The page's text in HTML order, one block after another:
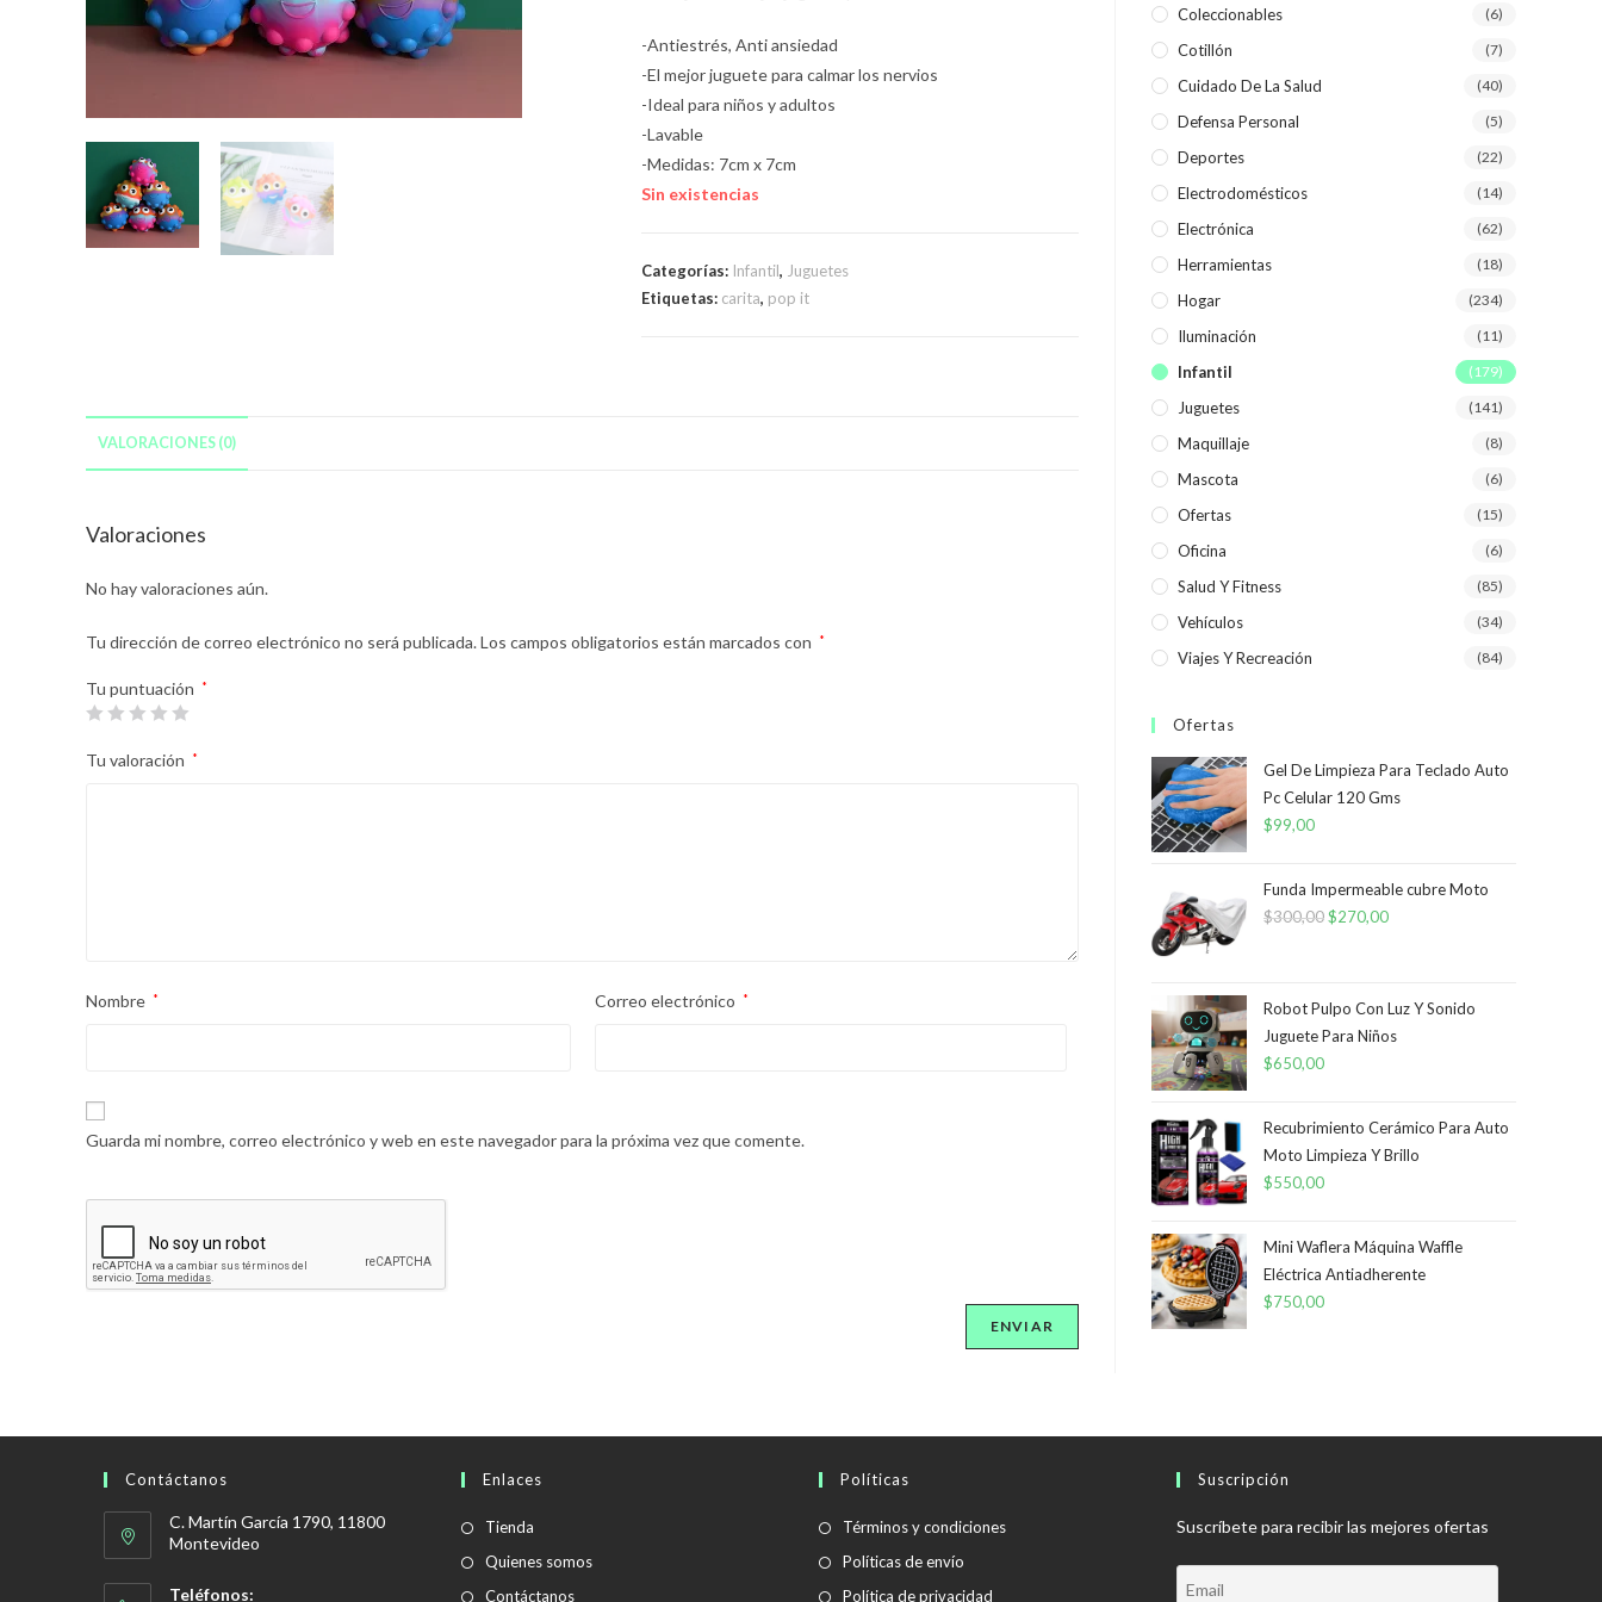
-Antiestrés, Anti ansiedad
-El mejor juguete para calmar los nervios
-Ideal para niños y adultos
-Lavable
-Medidas: 7cm x 7cm
Sin existencias
Categorías: Infantil, Juguetes
Etiquetas: carita, pop it
VALORACIONES (0)
Valoraciones
No hay valoraciones aún.
Tu dirección de correo electrónico no será publicada.Los campos obligatorios están marcados con *
Tu puntuación *
Tu valoración *
Nombre * Correo electrónico *
Guarda mi nombre, correo electrónico y web en este navegador para la próxima vez que comente.
Coleccionables (6)
Cotillón (7)
Cuidado De La Salud (40)
Defensa Personal (5)
Deportes (22)
Electrodomésticos (14)
Electrónica (62)
Herramientas (18)
Hogar (234)
Iluminación (11)
Infantil (179)
Juguetes (141)
Maquillaje (8)
Mascota (6)
Ofertas (15)
Oficina (6)
Salud Y Fitness (85)
Vehículos (34)
Viajes Y Recreación (84)
Ofertas
Gel De Limpieza Para Teclado Auto
Pc Celular 120 Gms
$99,00
Funda Impermeable cubre Moto
$300,00El
era:
$300,00.
$270,00El
es:
$270,00.
Robot Pulpo Con Luz Y Sonido
Juguete Para Niños
$650,00
Recubrimiento Cerámico Para Auto
Moto Limpieza Y Brillo
$550,00
Mini Waflera Máquina Waffle
Eléctrica Antiadherente
$750,00
Contáctanos
C. Martín García 1790, 11800
Montevideo
Teléfonos:
Enlaces
Tienda
Quienes somos
Contáctanos
Políticas
Términos y condicionesSe
Políticas de envío
abre
Política de privacidad
Suscripción
Suscríbete para recibir las mejores ofertas